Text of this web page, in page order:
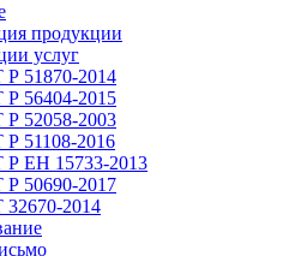
продукции
услуг
51870-2014
56404-2015
52058-2003
51108-2016
ЕН 15733-2013
50690-2017
2014